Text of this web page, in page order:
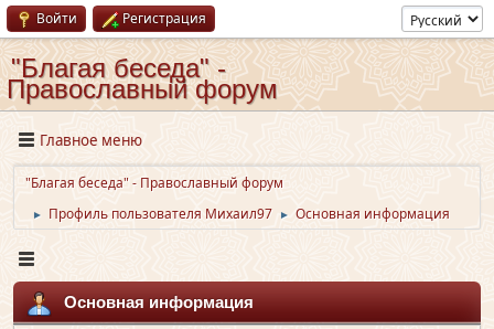
Войти Регистрация
"Благая беседа" -
Православный форум
Главное меню
"Благая беседа" - Православный форум
► Профиль пользователя Михаил97 ► Основная информация
Основная информация